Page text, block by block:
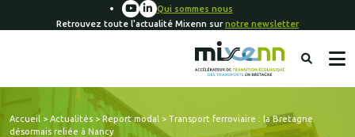
Qui sommes nous
Retrouvez toute l'actualité Mixenn surnotre newsletter
Accueil > Actualités > Report modal > Transport ferroviaire : la Bretagne
désormais reliée à Nancy